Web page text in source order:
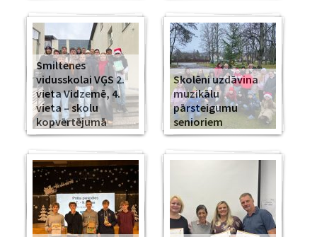
Smiltenes
vidusskolai VĢS 2.
vieta Vidzemē, 4.
vieta – skolu
kopvērtējumā
Skolēni uzdāvina
muzikālu
pārsteigumu
senioriem